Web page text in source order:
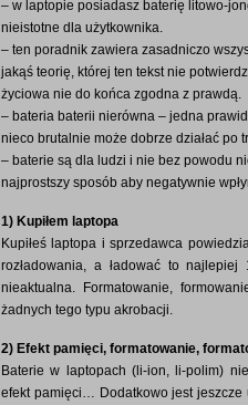
– w laptopie posiadasz baterię litowo-
nieistotne dla użytkownika.
– ten poradnik zawiera zasadniczo
jakąś teorię, której ten tekst nie
życiowa nie do końca zgodna z prawdą.
– bateria baterii nierówna – jedna
nieco brutalnie może dobrze działać po
– baterie są dla ludzi i nie bez powodu
najprostszy sposób aby negatywnie
1) Kupiłem laptopa
Kupiłeś laptopa i sprzedawca
rozładowania, a ładować to
nieaktualna. Formatowanie,
żadnych tego typu akrobacji.
2) Efekt pamięci, formatowanie,
Baterie w laptopach (li-ion, li-polim)
efekt pamięci… Dodatkowo jest jeszcze